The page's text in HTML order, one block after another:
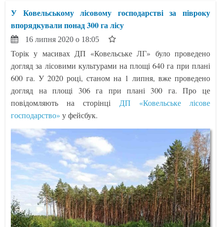
У Ковельському лісовому господарстві за півроку
впорядкували понад 300 га лісу
16 липня 2020 о 18:05
Торік у масивах ДП «Ковельське ЛГ» було проведено
догляд за лісовими культурами на площі 640 га при плані
600 га. У 2020 році, станом на 1 липня, вже проведено
догляд на площі 306 га при плані 300 га. Про це
повідомляють на сторінці ДП «Ковельське лісове
господарство»у фейсбук.